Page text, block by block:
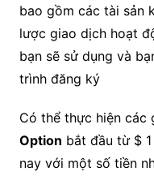
bao gồm các tài sản
lược giao dịch hoạt
bạn sẽ sử dụng và
trình đăng ký
Có thể thực hiện các
Option bắt đầu từ $
nay với một số tiền